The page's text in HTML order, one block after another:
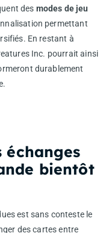
des modes de jeu
permettant
En restant à
Inc. pourrait ainsi
durablement
échanges
bientôt
est sans conteste le
des cartes entre